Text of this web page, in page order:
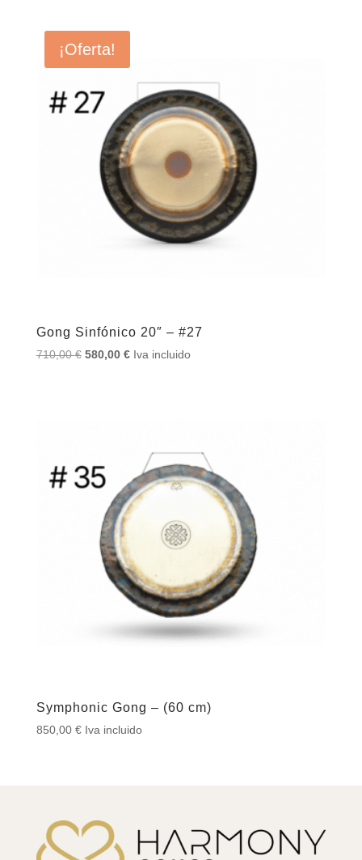
¡Oferta!
Gong Sinfónico 20″ – #27
710,00€ El
580,00 €ElIva incluido
Symphonic Gong – (60 cm)
850,00 € Iva incluido